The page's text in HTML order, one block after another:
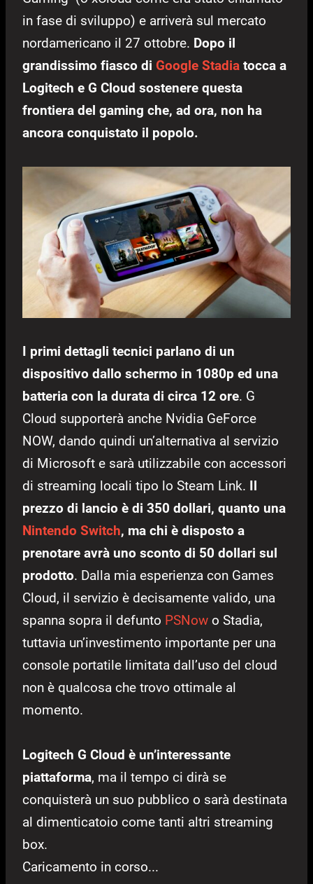
in fase di sviluppo) e arriverà sul mercato
nordamericano il 27 ottobre. Dopo il
grandissimo fiasco di Google Stadia tocca a
Logitech e G Cloud sostenere questa
frontiera del gaming che, ad ora, non ha
ancora conquistato il popolo.
I primi dettagli tecnici parlano di un
dispositivo dallo schermo in 1080p ed una
batteria con la durata di circa 12 ore. G
Cloud supporterà anche Nvidia GeForce
NOW, dando quindi un’alternativa al servizio
di Microsoft e sarà utilizzabile con accessori
di streaming locali tipo lo Steam Link. Il
prezzo di lancio è di 350 dollari, quanto una
Nintendo Switch, ma chi è disposto a
prenotare avrà uno sconto di 50 dollari sul
prodotto. Dalla mia esperienza con Games
Cloud, il servizio è decisamente valido, una
spanna sopra il defunto PSNow o Stadia,
tuttavia un’investimento importante per una
console portatile limitata dall’uso del cloud
non è qualcosa che trovo ottimale al
momento.
Logitech G Cloud è un’interessante
piattaforma, ma il tempo ci dirà se
conquisterà un suo pubblico o sarà destinata
al dimenticatoio come tanti altri streaming
box.
Caricamento in corso...